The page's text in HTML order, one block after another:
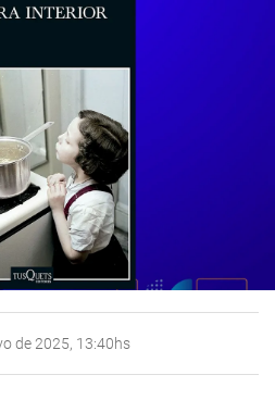
de 2025, 13:40hs